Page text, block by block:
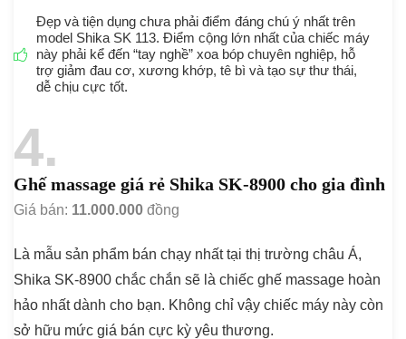
Đẹp và tiện dụng chưa phải điểm đáng chú ý nhất trên
model Shika SK 113. Điểm cộng lớn nhất của chiếc máy
này phải kể đến “tay nghề” xoa bóp chuyên nghiệp, hỗ
trợ giảm đau cơ, xương khớp, tê bì và tạo sự thư thái,
dễ chịu cực tốt.
4
Ghế massage giá rẻ Shika SK-8900 cho gia đình
Giá bán: 11.000.000 đồng
Là mẫu sản phẩm bán chạy nhất tại thị trường châu Á,
Shika SK-8900 chắc chắn sẽ là chiếc ghế massage hoàn
hảo nhất dành cho bạn. Không chỉ vậy chiếc máy này còn
sở hữu mức giá bán cực kỳ yêu thương.